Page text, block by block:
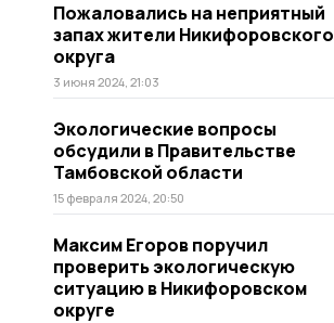
Пожаловались на неприятный
запах жители Никифоровского
округа
3 июня 2024, 21:03
Экологические вопросы
обсудили в Правительстве
Тамбовской области
15 февраля 2024, 20:50
Максим Егоров поручил
проверить экологическую
ситуацию в Никифоровском
округе